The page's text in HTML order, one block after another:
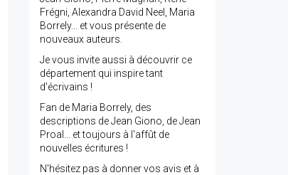
Frégni, Alexandra David Neel, Maria
Borrely... et vous présente de
nouveaux auteurs.
Je vous invite aussi à découvrir ce
département qui inspire tant
d'écrivains !
Fan de Maria Borrely, des
descriptions de Jean Giono, de Jean
Proal... et toujours à l'affût de
nouvelles écritures !
N'hésitez pas à donner vos avis et à